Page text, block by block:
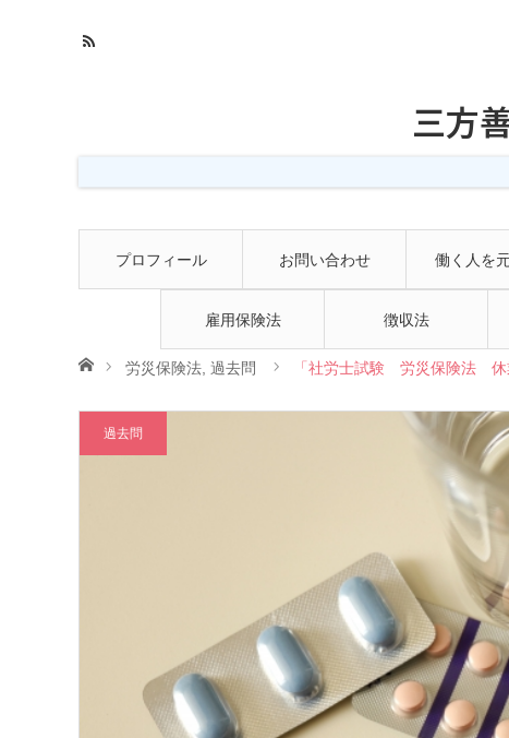
三方
プロフィール お問い合わせ 働く人を
雇用保険法 徴収法
ホーム労災保険法 過去問 「社労士試験 労災保険法 休
過去問